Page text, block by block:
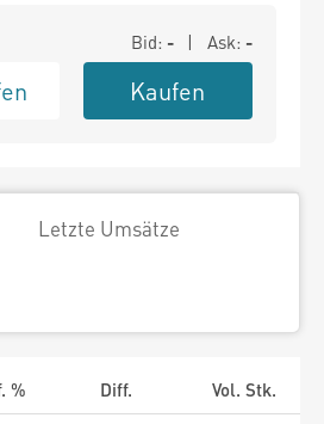
Bid: - | Ask: -
Kaufen
Letzte Umsätze
% Diff.
Vol. Stk.